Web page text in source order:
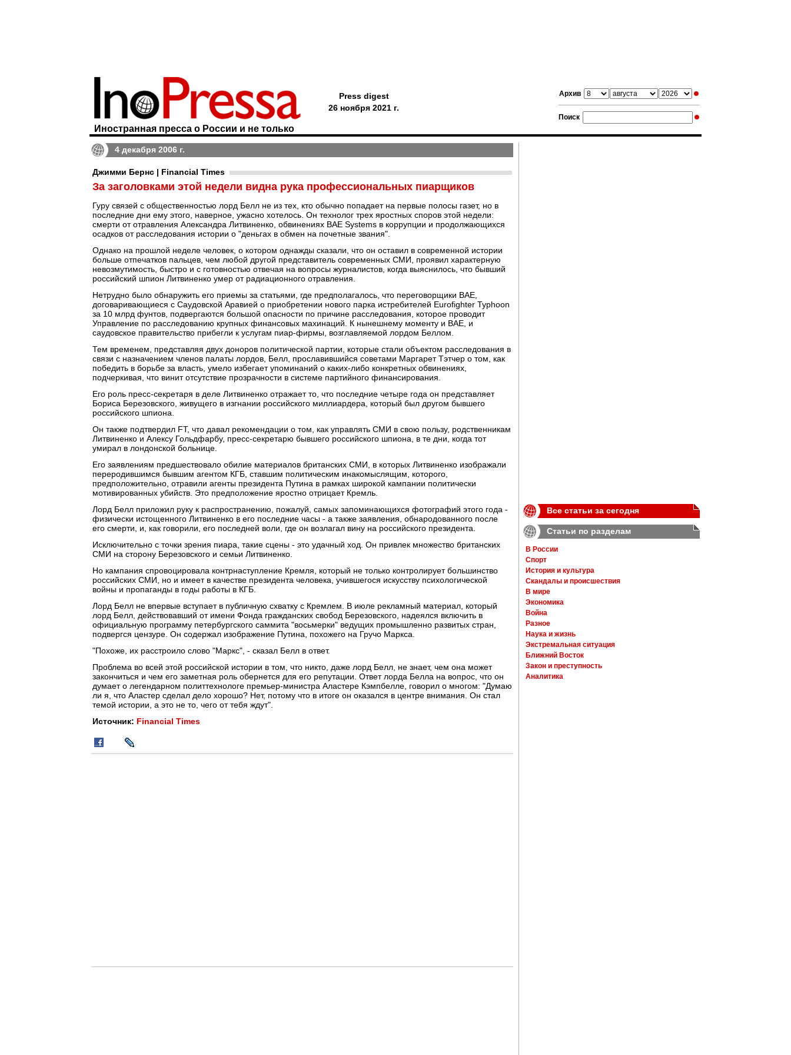
Архив
Поиск
Иностранная пресса о России и не только
Press digest
26 ноября 2021 г.
4 декабря 2006 г.
Джимми Бернс | Financial Times
За заголовками этой недели видна рука профессиональных пиарщиков
Гуру связей с общественностью лорд Белл не из тех, кто обычно попадает на первые полосы газет, но в
последние дни ему этого, наверное, ужасно хотелось. Он технолог трех яростных споров этой недели:
смерти от отравления Александра Литвиненко, обвинениях BAE Systems в коррупции и продолжающихся
осадков от расследования истории о "деньгах в обмен на почетные звания".
Однако на прошлой неделе человек, о котором однажды сказали, что он оставил в современной истории
больше отпечатков пальцев, чем любой другой представитель современных СМИ, проявил характерную
невозмутимость, быстро и с готовностью отвечая на вопросы журналистов, когда выяснилось, что бывший
российский шпион Литвиненко умер от радиационного отравления.
Нетрудно было обнаружить его приемы за статьями, где предполагалось, что переговорщики BAE,
договаривающиеся с Саудовской Аравией о приобретении нового парка истребителей Eurofighter Typhoon
за 10 млрд фунтов, подвергаются большой опасности по причине расследования, которое проводит
Управление по расследованию крупных финансовых махинаций. К нынешнему моменту и BAE, и
саудовское правительство прибегли к услугам пиар-фирмы, возглавляемой лордом Беллом.
Тем временем, представляя двух доноров политической партии, которые стали объектом расследования в
связи с назначением членов палаты лордов, Белл, прославившийся советами Маргарет Тэтчер о том, как
победить в борьбе за власть, умело избегает упоминаний о каких-либо конкретных обвинениях,
подчеркивая, что винит отсутствие прозрачности в системе партийного финансирования.
Его роль пресс-секретаря в деле Литвиненко отражает то, что последние четыре года он представляет
Бориса Березовского, живущего в изгнании российского миллиардера, который был другом бывшего
российского шпиона.
Он также подтвердил FT, что давал рекомендации о том, как управлять СМИ в свою пользу, родственникам
Литвиненко и Алексу Гольдфарбу, пресс-секретарю бывшего российского шпиона, в те дни, когда тот
умирал в лондонской больнице.
Его заявлениям предшествовало обилие материалов британских СМИ, в которых Литвиненко изображали
переродившимся бывшим агентом КГБ, ставшим политическим инакомыслящим, которого,
предположительно, отравили агенты президента Путина в рамках широкой кампании политически
мотивированных убийств. Это предположение яростно отрицает Кремль.
Лорд Белл приложил руку к распространению, пожалуй, самых запоминающихся фотографий этого года -
физически истощенного Литвиненко в его последние часы - а также заявления, обнародованного после
его смерти, и, как говорили, его последней воли, где он возлагал вину на российского президента.
Исключительно с точки зрения пиара, такие сцены - это удачный ход. Он привлек множество британских
СМИ на сторону Березовского и семьи Литвиненко.
Но кампания спровоцировала контрнаступление Кремля, который не только контролирует большинство
российских СМИ, но и имеет в качестве президента человека, учившегося искусству психологической
войны и пропаганды в годы работы в КГБ.
Лорд Белл не впервые вступает в публичную схватку с Кремлем. В июле рекламный материал, который
лорд Белл, действовавший от имени Фонда гражданских свобод Березовского, надеялся включить в
официальную программу петербургского саммита "восьмерки" ведущих промышленно развитых стран,
подвергся цензуре. Он содержал изображение Путина, похожего на Гручо Маркса.
"Похоже, их расстроило слово "Маркс", - сказал Белл в ответ.
Проблема во всей этой российской истории в том, что никто, даже лорд Белл, не знает, чем она может
закончиться и чем его заметная роль обернется для его репутации. Ответ лорда Белла на вопрос, что он
думает о легендарном политтехнологе премьер-министра Аластере Кэмпбелле, говорил о многом: "Думаю
ли я, что Аластер сделал дело хорошо? Нет, потому что в итоге он оказался в центре внимания. Он стал
темой истории, а это не то, чего от тебя ждут".
Источник: Financial Times
Все статьи за сегодня
Статьи по разделам
В России
Спорт
История и культура
Скандалы и происшествия
В мире
Экономика
Война
Разное
Наука и жизнь
Экстремальная ситуация
Ближний Восток
Закон и преступность
Аналитика